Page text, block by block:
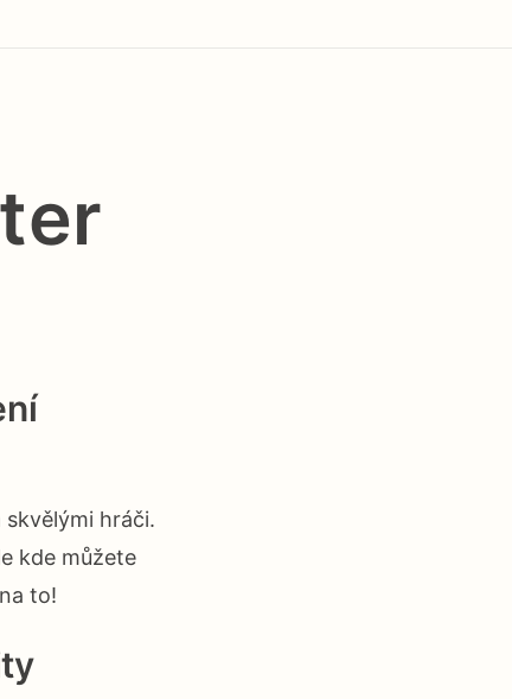
hráči.
kde můžete
to!